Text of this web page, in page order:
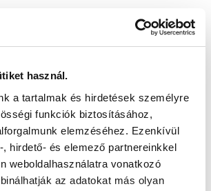
használ.
a tartalmak és hirdetések személyre
funkciók biztosításához,
elemzéséhez. Ezenkívül
hirdető- és elemező partnereinkkel
weboldalhasználatra vonatkozó
az adatokat más olyan
HÍRLEVÉL
az Adatvédelmi tájékoztatót